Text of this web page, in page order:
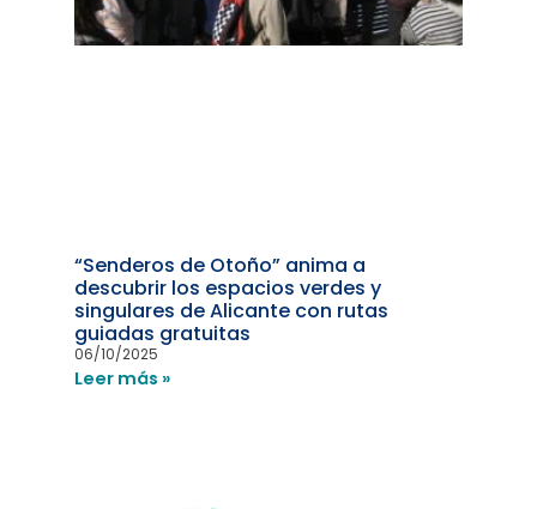
“Senderos de Otoño” anima a
descubrir los espacios verdes y
singulares de Alicante con rutas
guiadas gratuitas
06/10/2025
Leer más »